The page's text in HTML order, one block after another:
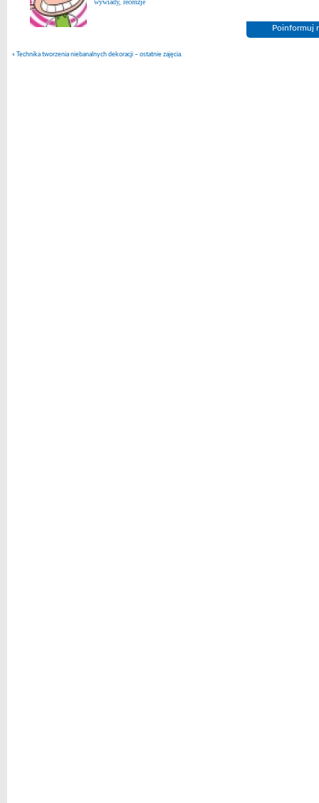
wywiady, recenzje
Poinformuj
« Technika tworzenia niebanalnych dekoracji – ostatnie zajęcia.